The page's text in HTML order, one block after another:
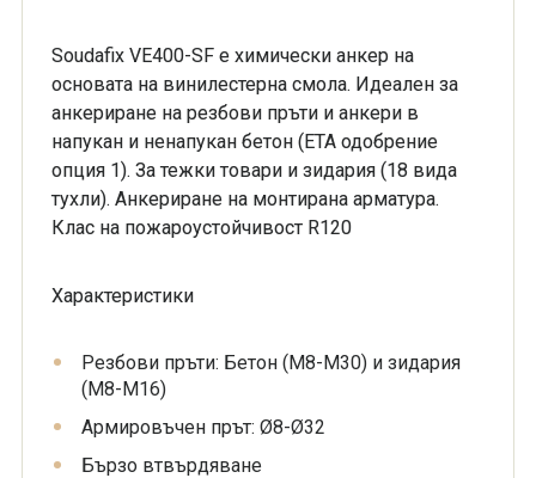
Soudafix VE400-SF е химически анкер на
основата на винилестерна смола. Идеален за
анкериране на резбови пръти и анкери в
напукан и ненапукан бетон (ETA одобрение
опция 1). За тежки товари и зидария (18 вида
тухли). Анкериране на монтирана арматура.
Клас на пожароустойчивост R120
Характеристики
Резбови пръти: Бетон (M8-M30) и зидария
(M8-M16)
Армировъчен прът: Ø8-Ø32
Бързо втвърдяване